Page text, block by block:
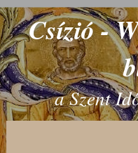
Csízió -
a Szent